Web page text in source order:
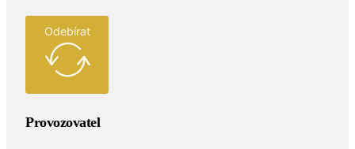
Odebírat
Provozovatel